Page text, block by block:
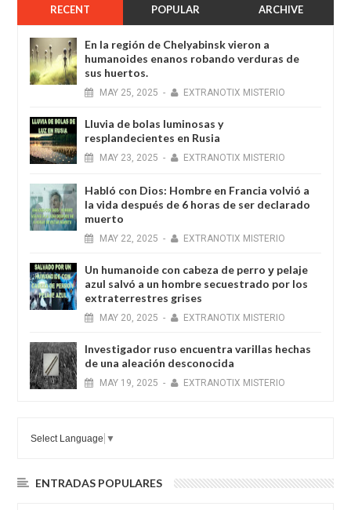
RECENT POPULAR ARCHIVE
En la región de Chelyabinsk vieron a
humanoides enanos robando verduras de
sus huertos.
MAY 25, 2025 - EXTRANOTIX MISTERIO
Lluvia de bolas luminosas y
resplandecientes en Rusia
MAY 23, 2025 - EXTRANOTIX MISTERIO
Habló con Dios: Hombre en Francia volvió a
la vida después de 6 horas de ser declarado
muerto
MAY 22, 2025 - EXTRANOTIX MISTERIO
Un humanoide con cabeza de perro у pelaje
azul salvó a un hombre secuestrado por los
extraterrestres grises
MAY 20, 2025 - EXTRANOTIX MISTERIO
Investigador ruso encuentra varillas hechas
de una aleación desconocida
MAY 19, 2025 - EXTRANOTIX MISTERIO
Select Language ▼
ENTRADAS POPULARES